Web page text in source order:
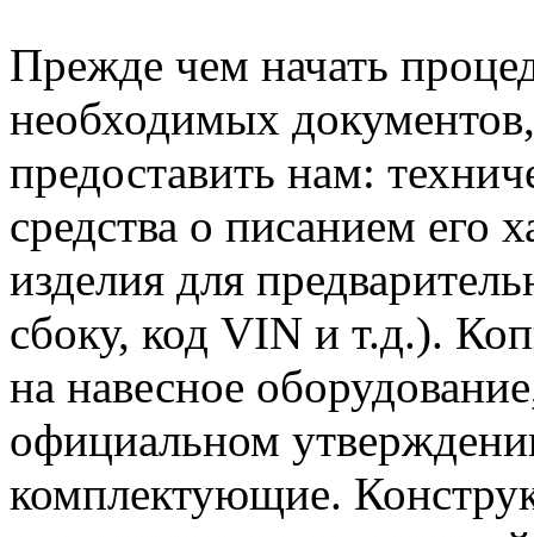
Прежде чем начать
необходимых документов,
предоставить нам:
средства о писанием его
изделия для
сбоку, код VIN и т.д.).
на навесное
официальном
комплектующие.